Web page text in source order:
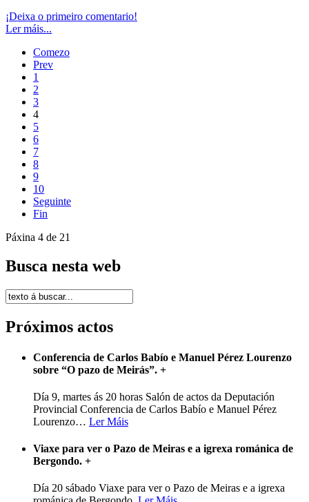
¡Deixa o primeiro comentario!
Ler máis...
Comezo
Prev
1
2
3
4
5
6
7
8
9
10
Seguinte
Fin
Páxina 4 de 21
Busca nesta web
Próximos actos
Conferencia de Carlos Babío e Manuel Pérez Lourenzo
sobre “O pazo de Meirás”. +
Día 9, martes ás 20 horas Salón de actos da Deputación
Provincial Conferencia de Carlos Babío e Manuel Pérez
Lourenzo… Ler Máis
Viaxe para ver o Pazo de Meiras e a igrexa románica de
Bergondo. +
Día 20 sábado Viaxe para ver o Pazo de Meiras e a igrexa